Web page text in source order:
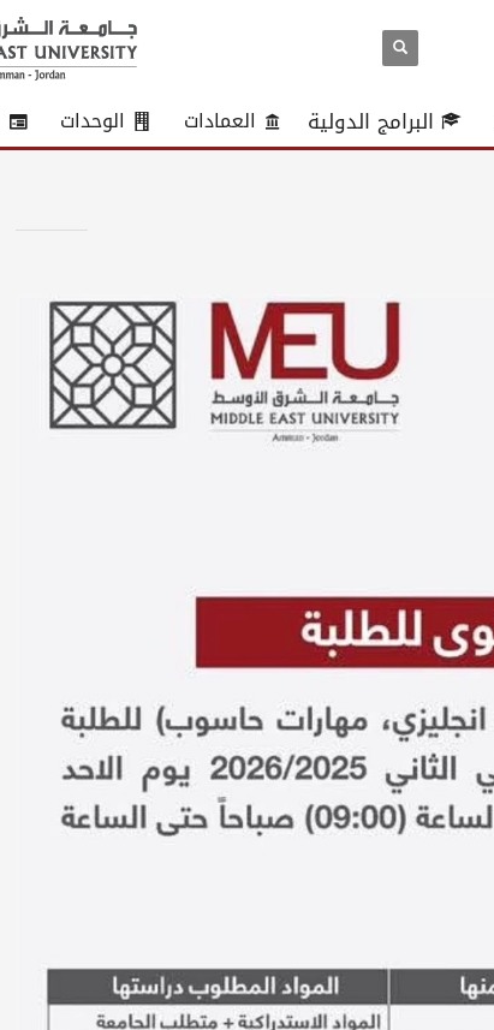
البرامج الدولية العمادات الوحدات